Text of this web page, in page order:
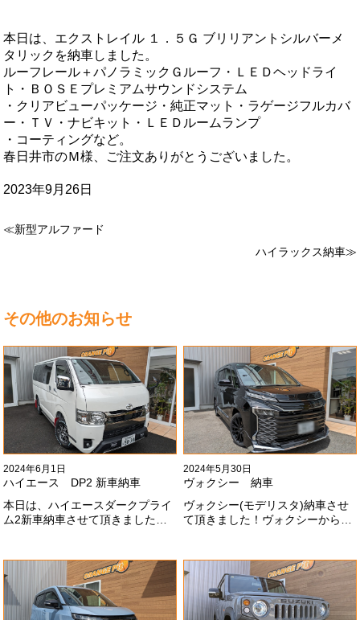
本日は、エクストレイル １．５Ｇ ブリリアントシルバーメ
タリックを納車しました。
ルーフレール＋パノラミックＧルーフ・ＬＥＤヘッドライ
ト・ＢＯＳＥプレミアムサウンドシステム
・クリアビューパッケージ・純正マット・ラゲージフルカバ
ー・ＴＶ・ナビキット・ＬＥＤルームランプ
・コーティングなど。
春日井市のＭ様、ご注文ありがとうございました。
2023年9月26日
≪新型アルファード
ハイラックス納車≫
その他のお知らせ
2024年6月1日
ハイエース DP2 新車納車
本日は、ハイエースダークプライ
ム2新車納車させて頂きました！
ました#x1f60a;
2024年5月30日
ヴォクシー 納車
ヴォクシー(モデリスタ)納車させ
て頂きました！ヴォクシーからヴ
利用頂きありがとうございます
#x1f60a;